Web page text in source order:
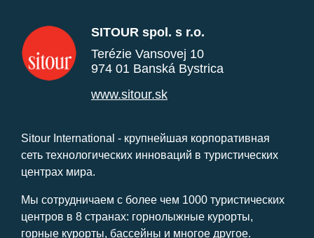
SITOUR spol. s r.o.
Terézie Vansovej 10
974 01 Banská Bystrica
www.sitour.sk
Sitour International - крупнейшая корпоративная
сеть технологических инноваций в туристических
центрах мира.
Мы сотрудничаем с более чем 1000 туристических
центров в 8 странах: горнолыжные курорты,
горные курорты, бассейны и многое другое.